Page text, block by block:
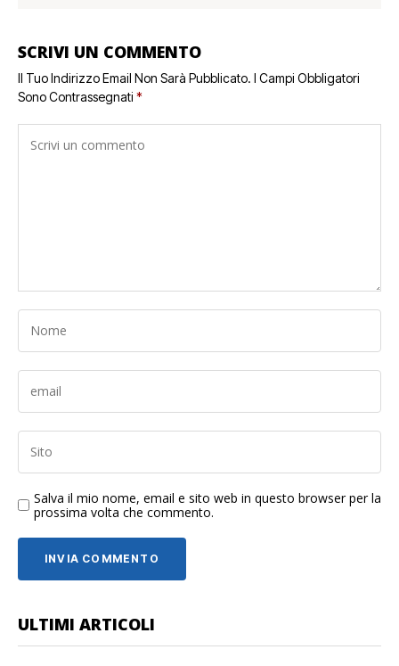
SCRIVI UN COMMENTO
Il Tuo Indirizzo Email Non Sarà Pubblicato. I Campi Obbligatori
Sono Contrassegnati *
Salva il mio nome, email e sito web in questo browser per la
prossima volta che commento.
ULTIMI ARTICOLI